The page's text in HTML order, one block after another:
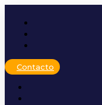
contenido
Contacto